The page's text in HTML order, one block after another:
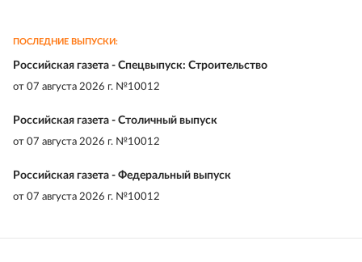
ПОСЛЕДНИЕ ВЫПУСКИ:
Российская газета - Спецвыпуск: Строительство
от 07 августа 2026 г. №10012
Российская газета - Столичный выпуск
от 07 августа 2026 г. №10012
Российская газета - Федеральный выпуск
от 07 августа 2026 г. №10012